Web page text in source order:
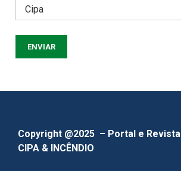
Copyright @2025 – Portal e Revista
CIPA & INCÊNDIO